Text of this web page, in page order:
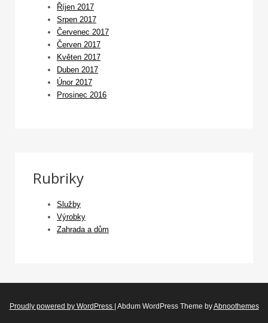
Říjen 2017
Srpen 2017
Červenec 2017
Červen 2017
Květen 2017
Duben 2017
Únor 2017
Prosinec 2016
Rubriky
Služby
Výrobky
Zahrada a dům
Proudly powered by WordPress Abdum WordPress Theme byAbnoothemes